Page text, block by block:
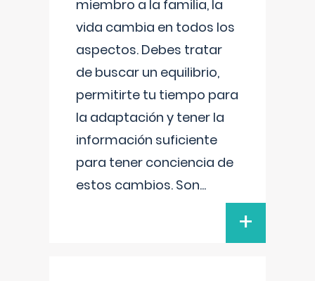
miembro a la familia, la
vida cambia en todos los
aspectos. Debes tratar
de buscar un equilibrio,
permitirte tu tiempo para
la adaptación y tener la
información suficiente
para tener conciencia de
estos cambios. Son...
+